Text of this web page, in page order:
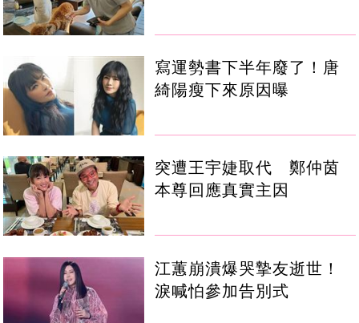
寫運勢書下半年廢了！唐
綺陽瘦下來原因曝
突遭王宇婕取代 鄭仲茵
本尊回應真實主因
江蕙崩潰爆哭摯友逝世！
淚喊怕參加告別式